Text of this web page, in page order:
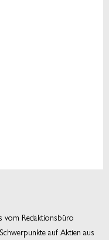
vom Redaktionsbüro
auf Aktien aus